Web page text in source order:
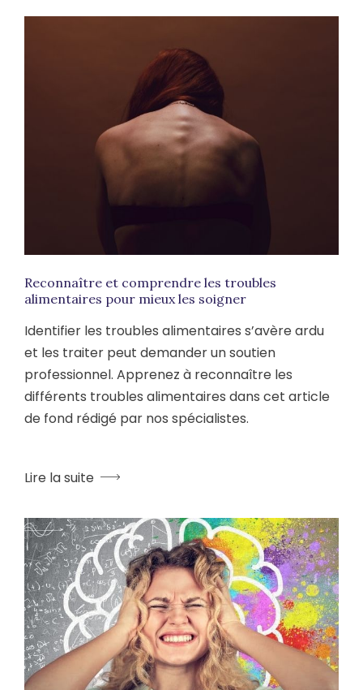
Reconnaître et comprendre les troubles
alimentaires pour mieux les soigner
Identifier les troubles alimentaires s’avère ardu
et les traiter peut demander un soutien
professionnel. Apprenez à reconnaître les
différents troubles alimentaires dans cet article
de fond rédigé par nos spécialistes.
Lire la suite